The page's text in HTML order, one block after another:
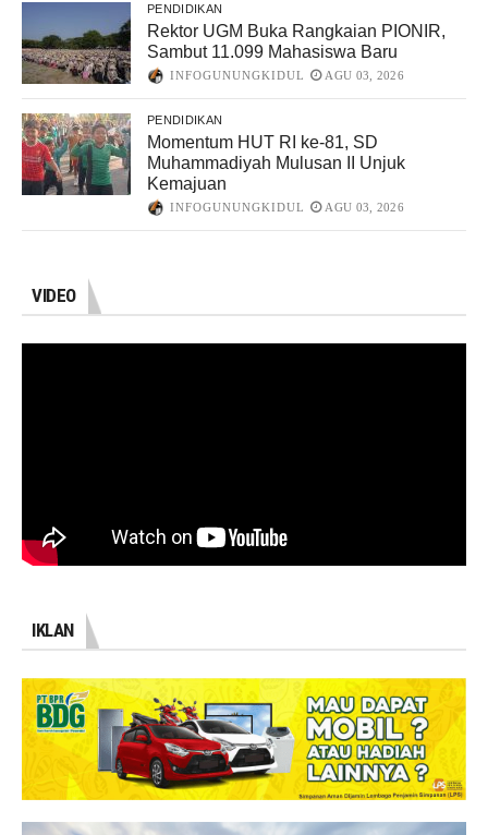
PENDIDIKAN
Rektor UGM Buka Rangkaian PIONIR,
Sambut 11.099 Mahasiswa Baru
INFOGUNUNGKIDUL AGU 03, 2026
PENDIDIKAN
Momentum HUT RI ke-81, SD
Muhammadiyah Mulusan II Unjuk
Kemajuan
INFOGUNUNGKIDUL AGU 03, 2026
VIDEO
IKLAN